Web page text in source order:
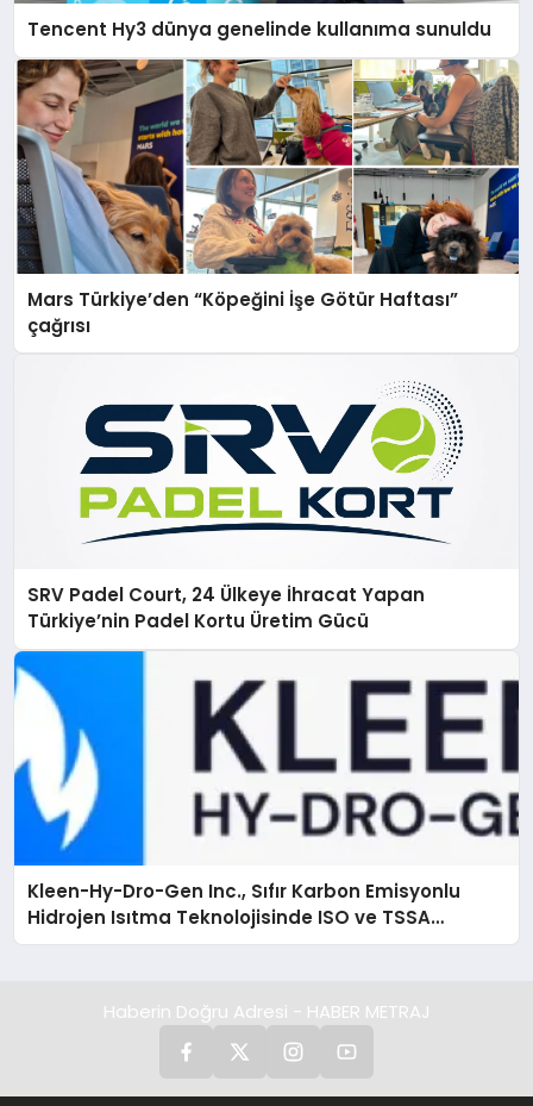
Tencent Hy3 dünya genelinde kullanıma sunuldu
Mars Türkiye’den “Köpeğini İşe Götür Haftası”
çağrısı
SRV Padel Court, 24 Ülkeye İhracat Yapan
Türkiye’nin Padel Kortu Üretim Gücü
Kleen-Hy-Dro-Gen Inc., Sıfır Karbon Emisyonlu
Hidrojen Isıtma Teknolojisinde ISO ve TSSA
Düzenleyici Onaylarını Aldı
Haberin Doğru Adresi - HABER METRAJ